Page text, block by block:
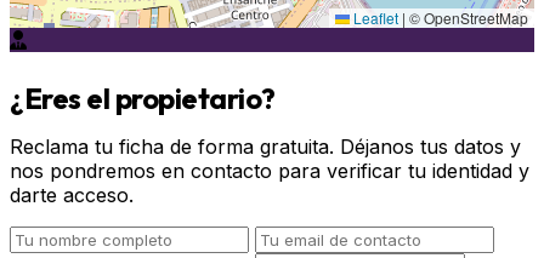
Leaflet | © OpenStreetMap
¿Eres el propietario?
Reclama tu ficha de forma gratuita. Déjanos tus datos y
nos pondremos en contacto para verificar tu identidad y
darte acceso.